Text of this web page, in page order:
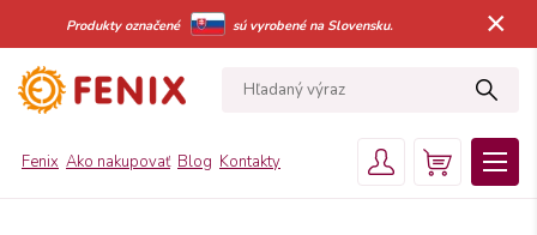
Produkty označené sú vyrobené na Slovensku. ×
Fenix Ako nakupovať Blog Kontakty